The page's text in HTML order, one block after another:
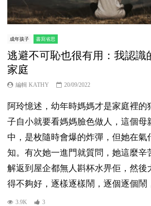
成年孩子 書寫省思
逃避不可恥也很有用：我認識
家庭
編輯 KATHY 20/09/2022
阿玲憶述，幼年時媽媽才是家庭裡的
子自小就要看媽媽臉色做人，這個母
中，是枚隨時會爆的炸彈，但她在氣
知。有次她一進門就質問，她這麼辛
解返到屋企都無人斟杯水畀佢，然後
得不夠好，逐樣逐樣鬧，逐個逐個鬧
3.9K 3